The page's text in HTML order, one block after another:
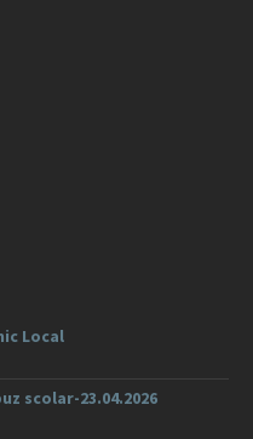
Local
scolar-23.04.2026